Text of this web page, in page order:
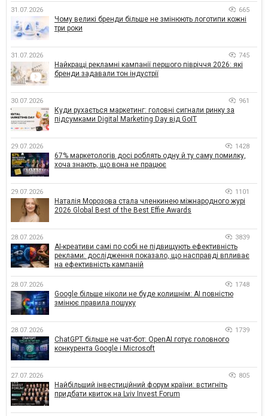
31.07.2026 665
Чому великі бренди більше не змінюють логотипи кожні
три роки
31.07.2026 745
Найкращі рекламні кампанії першого півріччя 2026: які
бренди задавали тон індустрії
30.07.2026 961
Куди рухається маркетинг: головні сигнали ринку за
підсумками Digital Marketing Day від GoIT
29.07.2026 1428
67% маркетологів досі роблять одну й ту саму помилку,
хоча знають, що вона не працює
29.07.2026 1101
Наталія Морозова стала членкинею міжнародного журі
2026 Global Best of the Best Effie Awards
28.07.2026 3839
AI-креативи самі по собі не підвищують ефективність
реклами: дослідження показало, що насправді впливає
на ефективність кампаній
28.07.2026 1748
Google більше ніколи не буде колишнім: AI повністю
змінює правила пошуку
28.07.2026 1739
ChatGPT більше не чат-бот: OpenAI готує головного
конкурента Google і Microsoft
27.07.2026 805
Найбільший інвестиційний форум країни: встигніть
придбати квиток на Lviv Invest Forum